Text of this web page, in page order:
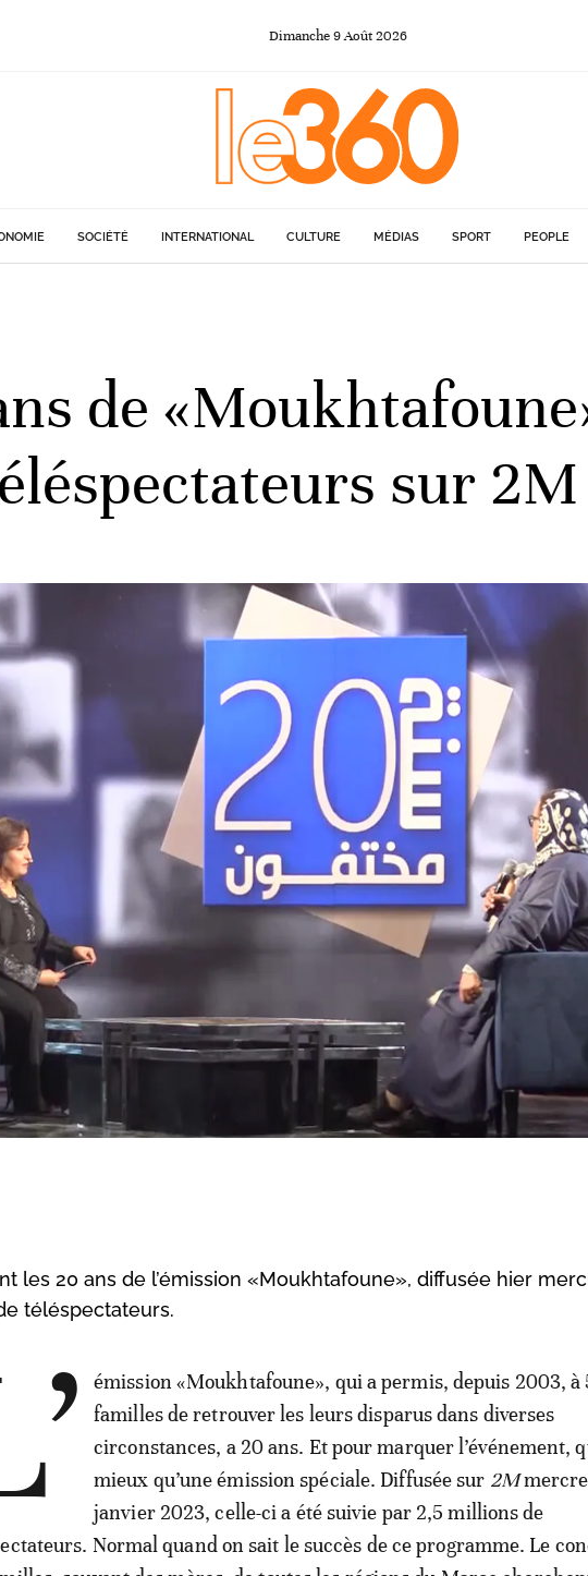
Dimanche 9Août 2026
SOCIÉTÉ INTERNATIONAL CULTURE MÉDIAS SPORT PEOPLE
de
sur 2M
les 20 ans de l’émission «Moukhtafoune», diffusée hier
téléspectateurs.
émission «Moukhtafoune», qui a permis, depuis 2003,
familles de retrouver les leurs disparus dans diverses
circonstances, a 20 ans. Et pour marquer l’événement,
mieux qu’une émission spéciale. Diffusée sur 2M
janvier 2023, celle-ci a été suivie par 2,5 millions de
Normal quand on sait le succès de ce programme. Le